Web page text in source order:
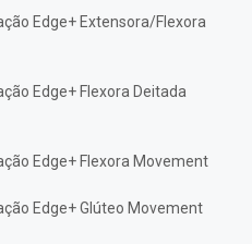
Edge+ Extensora/Flexora
Edge+ Flexora Deitada
Edge+ Flexora Movement
Edge+ Glúteo Movement